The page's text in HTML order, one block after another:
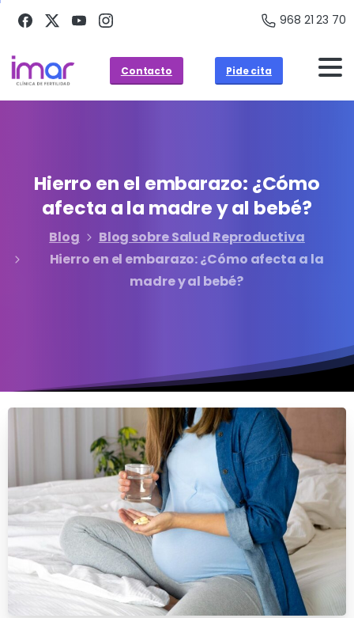
968 21 23 70
Contacto Pide cita
Hierro en el embarazo: ¿Cómo
afecta ala madreyal bebé?
Blog
Blog sobre Salud Reproductiva
Hierro en el embarazo: ¿Cómo afecta a la
madre y al bebé?